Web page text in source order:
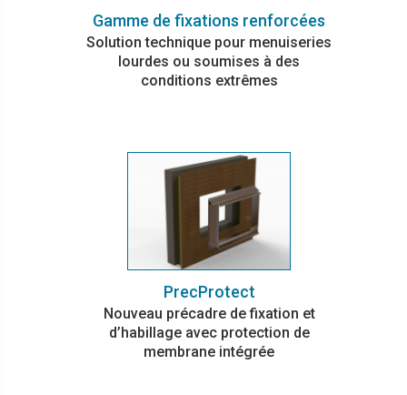
Gamme de fixations renforcées
Solution technique pour menuiseries
lourdes ou soumises à des
conditions extrêmes
PrecProtect
Nouveau précadre de fixation et
d’habillage avec protection de
membrane intégrée